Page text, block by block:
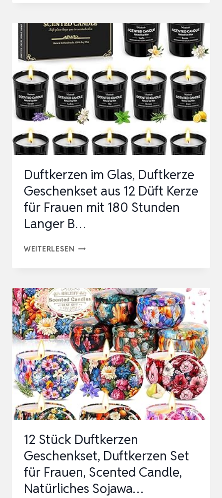
SCENTED
CANDLE
MANUKA
HONEY
&
VANILLA,
HERGESTELLT
MIT
SHEABUTTER,
CA.
40
S…
Duftkerzen im Glas, Duftkerze
Geschenkset aus 12 Düft Kerze
für Frauen mit 180 Stunden
Langer B…
WEITERLESEN DUFTKERZEN
DUFTKERZE
GESCHENKSET
AUS
12
DÜFT
KERZE
FÜR
FRAUEN
MIT
STUNDEN
LANGER
B…
12 Stück Duftkerzen
Geschenkset, Duftkerzen Set
für Frauen, Scented Candle,
Natürliches Sojawa…